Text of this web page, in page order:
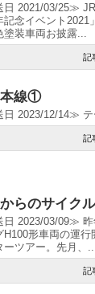
2021/03/25≫
記念イベント
塗装車両お披露...
記
線①
2023/12/14≫ テ
記
らのサイク
2023/03/09≫ 昨
H100形車両の運
ーツアー。先月、...
記